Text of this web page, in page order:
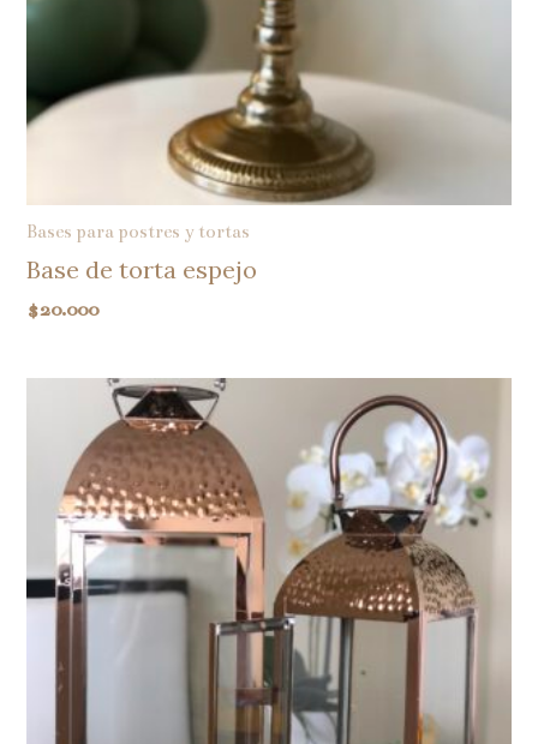
Bases para postres y tortas
Base de torta espejo
$20.000